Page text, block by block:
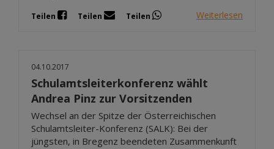
Teilen Teilen Teilen Weiterlesen
04.10.2017
Schulamtsleiterkonferenz wählt
Andrea Pinz zur Vorsitzenden
Wechsel an der Spitze der Österreichischen
Schulamtsleiter-Konferenz (SALK): Bei der
jüngsten, in Bregenz beendeten Zusammenkunft